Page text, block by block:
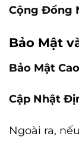
Cộng Đồng
Bảo Mật
Bảo Mật Cao
Cập Nhật
Ngoài ra,